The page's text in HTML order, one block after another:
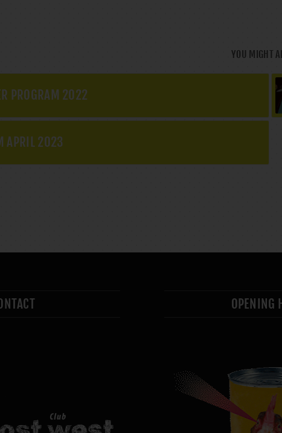
YOU MIGHT
PROGRAM 2022
APRIL 2023
OPENING